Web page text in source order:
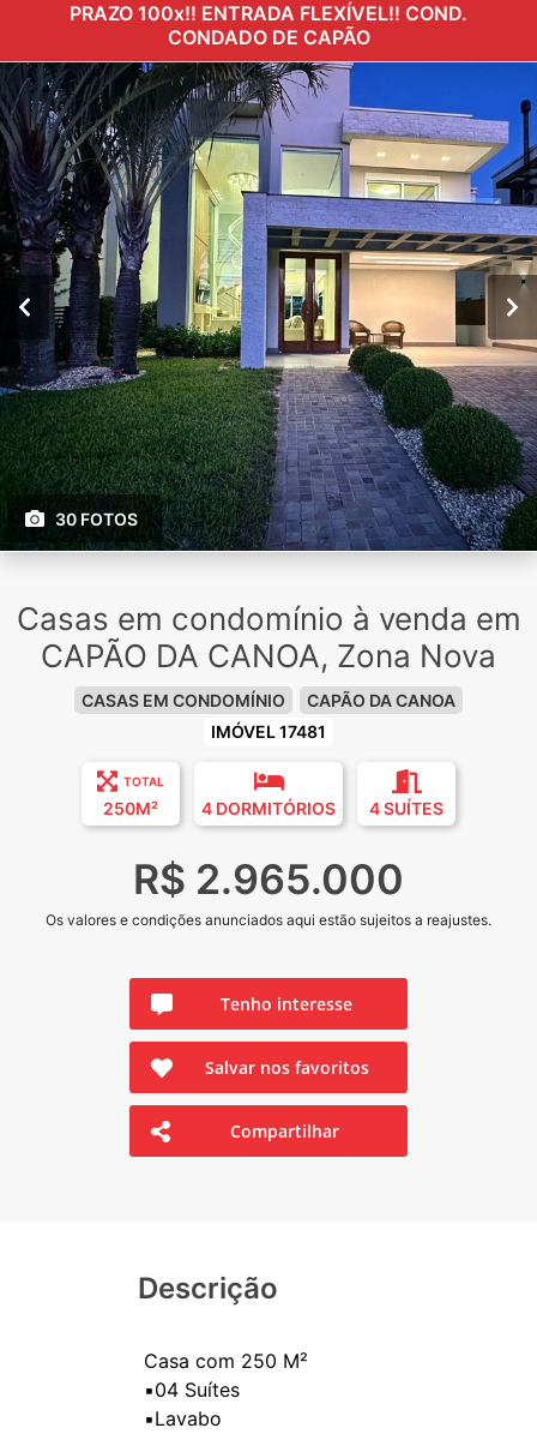
PRAZO 100x!! ENTRADA FLEXÍVEL!! COND.
CONDADO DE CAPÃO
30 FOTOS
Casas em condomínio à venda em
CAPÃO DA CANOA, Zona Nova
CASAS EM CONDOMÍNIO
CAPÃO DA CANOA
IMÓVEL 17481
TOTAL
250M² 4 DORMITÓRIOS 4 SUÍTES
R$ 2.965.000
Os valores e condições anunciados aqui estão sujeitos a reajustes.
Tenho interesse
Salvar nos favoritos
Compartilhar
Descrição
Casa com 250 M²
▪️04 Suítes
▪️Lavabo